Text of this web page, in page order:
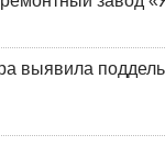
выявила